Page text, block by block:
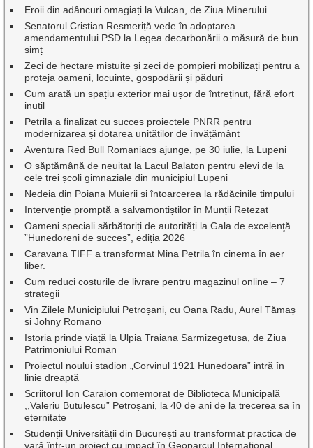
Eroii din adâncuri omagiați la Vulcan, de Ziua Minerului
Senatorul Cristian Resmeriță vede în adoptarea
amendamentului PSD la Legea decarbonării o măsură de bun
simț
Zeci de hectare mistuite și zeci de pompieri mobilizați pentru a
proteja oameni, locuințe, gospodării și păduri
Cum arată un spațiu exterior mai ușor de întreținut, fără efort
inutil
Petrila a finalizat cu succes proiectele PNRR pentru
modernizarea și dotarea unităților de învățământ
Aventura Red Bull Romaniacs ajunge, pe 30 iulie, la Lupeni
O săptămână de neuitat la Lacul Balaton pentru elevi de la
cele trei școli gimnaziale din municipiul Lupeni
Nedeia din Poiana Muierii și întoarcerea la rădăcinile timpului
Intervenție promptă a salvamontiștilor în Munții Retezat
Oameni speciali sărbătoriți de autorități la Gala de excelenţă
”Hunedoreni de succes”, ediția 2026
Caravana TIFF a transformat Mina Petrila în cinema în aer
liber.
Cum reduci costurile de livrare pentru magazinul online – 7
strategii
Vin Zilele Municipiului Petroșani, cu Oana Radu, Aurel Tămaș
și Johny Romano
Istoria prinde viață la Ulpia Traiana Sarmizegetusa, de Ziua
Patrimoniului Roman
Proiectul noului stadion „Corvinul 1921 Hunedoara” intră în
linie dreaptă
Scriitorul Ion Caraion comemorat de Biblioteca Municipală
,,Valeriu Butulescu” Petroșani, la 40 de ani de la trecerea sa în
eternitate
Studenții Universității din București au transformat practica de
vară într-un proiect cu impact în Geoparcul Internațional